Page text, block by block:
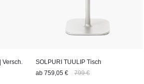
Versch.
SOLPURI TUULIP Tisch
ab 759,05 € 799 €